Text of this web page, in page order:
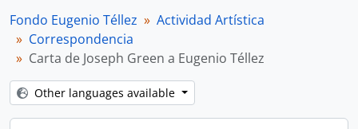
Fondo Eugenio Téllez
Actividad Artística
Correspondencia
Carta de Joseph Green a Eugenio Téllez
Other languages available